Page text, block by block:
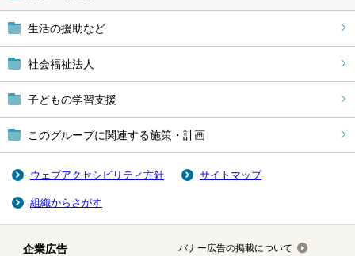
生活の援助など
社会福祉法人
子どもの学習支援
このグループに関連する施策・計画
ウェブアクセシビリティ方針 サイトマップ
組織からさがす
企業広告
バナー広告の掲載について